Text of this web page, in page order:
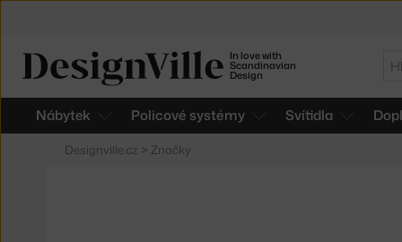
In love with
Scandinavian
Design
Nábytek Policové systémy Svítidla
Designville.cz > Značky